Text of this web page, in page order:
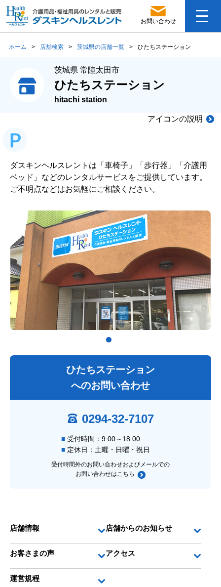
お問い合わせ
ホーム > 店舗検索 > 茨城県の店舗一覧 > ひたちステーション
茨城県 常陸太田市
ひたちステーション
hitachi station
アイコンの説明
ダスキンヘルスレントは「車椅子」「歩行器」「介護用
ベッド」などのレンタルサービスをご提供しています。
ご不明点などはお気軽にご相談ください。
ひたちステーション
へのお問い合わせ
0294-32-7107
受付時間：9:00～18:00
定休日：土曜・日曜・祝日
受付時間外のお問い合わせおよびメールでの
お問い合わせはこちら
店舗情報 店舗からのお知らせ
お客さまの声 アクセス
運営規程